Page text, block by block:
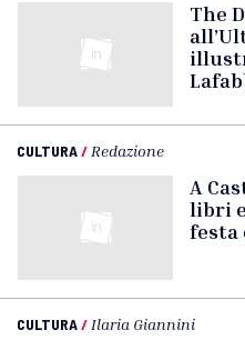
The
CULTURA/ Redazione
A
libri
festa
CULTURA/ Ilaria Giannini